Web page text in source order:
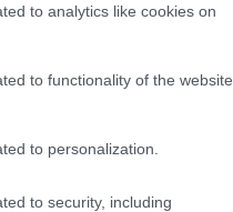
to analytics like cookies on
to functionality of the website
to personalization.
to security, including